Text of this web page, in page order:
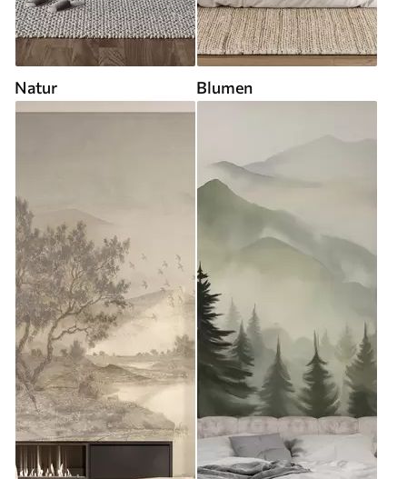
Natur Blumen